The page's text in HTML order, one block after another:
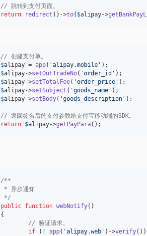
// 跳转到支付页面。
return
redirect ()->to( $alipay->
// 创建支付单。
$alipay = app( 'alipay.mobile ' );
$alipay->setOutTradeNo( 'order_id ' );
$alipay->setTotalFee( 'order_price ' );
$alipay->setSubject ( 'goods_name ' );
$alipay->setBody( 'goods_description ' );
// 返回签名后的支付参数给支付宝移动端的SDK。
return $alipay->getPayPara();
/**
	 * 异步通知
	 */
public function webNotify()
// 验证请求。
if (! app( 'alipay.web ' )->verify